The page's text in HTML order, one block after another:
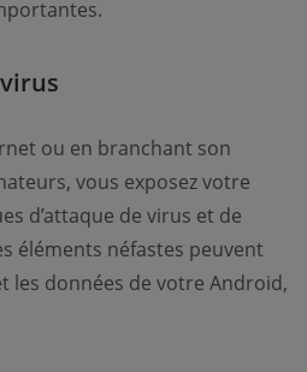
ou en branchant son
vous exposez votre
d’attaque de virus et de
éléments néfastes peuvent
les données de votre Android,